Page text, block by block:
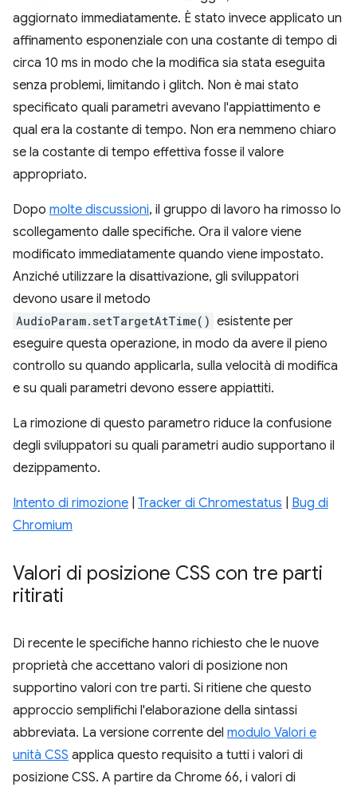
aggiornato immediatamente. È stato invece applicato un
affinamento esponenziale con una costante di tempo di
circa 10 ms in modo che la modifica sia stata eseguita
senza problemi, limitando i glitch. Non è mai stato
specificato quali parametri avevano l'appiattimento e
qual era la costante di tempo. Non era nemmeno chiaro
se la costante di tempo effettiva fosse il valore
appropriato.
Dopo molte discussioni, il gruppo di lavoro ha rimosso lo
scollegamento dalle specifiche. Ora il valore viene
modificato immediatamente quando viene impostato.
Anziché utilizzare la disattivazione, gli sviluppatori
devono usare il metodo
AudioParam.setTargetAtTime() esistente per
eseguire questa operazione, in modo da avere il pieno
controllo su quando applicarla, sulla velocità di modifica
e su quali parametri devono essere appiattiti.
La rimozione di questo parametro riduce la confusione
degli sviluppatori su quali parametri audio supportano il
dezippamento.
Intento di rimozione Tracker di Chromestatus
Bug di
Chromium
Valori di posizione CSS con tre parti
ritirati
Di recente le specifiche hanno richiesto che le nuove
proprietà che accettano valori di posizione non
supportino valori con tre parti. Si ritiene che questo
approccio semplifichi l'elaborazione della sintassi
abbreviata. La versione corrente del modulo Valori e
unità CSS applica questo requisito a tutti i valori di
posizione CSS. A partire da Chrome 66, i valori di